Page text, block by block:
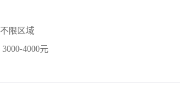
不限区域
3000-4000元